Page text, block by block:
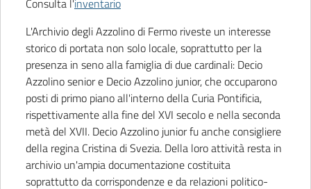
Consulta l'inventario
L'Archivio degli Azzolino di Fermo riveste un interesse
storico di portata non solo locale, soprattutto per la
presenza in seno alla famiglia di due cardinali: Decio
Azzolino senior e Decio Azzolino junior, che occuparono
posti di primo piano all'interno della Curia Pontificia,
rispettivamente alla fine del XVI secolo e nella seconda
metà del XVII. Decio Azzolino junior fu anche consigliere
della regina Cristina di Svezia. Della loro attività resta in
archivio un'ampia documentazione costituita
soprattutto da corrispondenze e da relazioni politico-